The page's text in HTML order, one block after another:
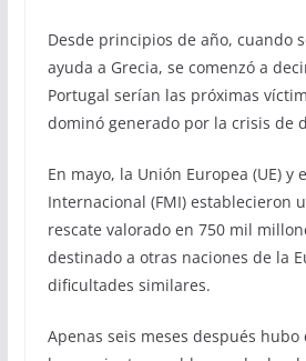
Desde principios de año, cuando
ayuda a Grecia, se comenzó a
Portugal serían las próximas
dominó generado por la crisis de
En mayo, la Unión Europea (UE) y
Internacional (FMI) establecieron
rescate valorado en 750 mil
destinado a otras naciones de la
dificultades similares.
Apenas seis meses después